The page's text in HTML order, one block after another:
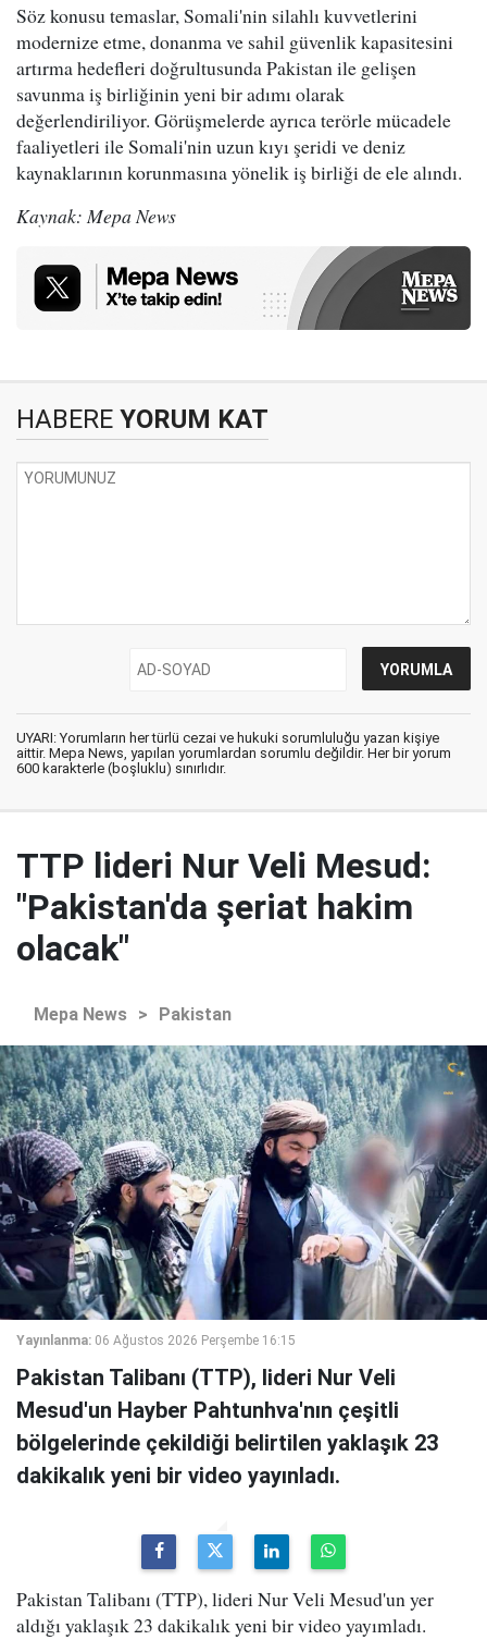
Söz konusu temaslar, Somali'nin silahlı kuvvetlerini
modernize etme, donanma ve sahil güvenlik kapasitesini
artırma hedefleri doğrultusunda Pakistan ile gelişen
savunma iş birliğinin yeni bir adımı olarak
değerlendiriliyor. Görüşmelerde ayrıca terörle mücadele
faaliyetleri ile Somali'nin uzun kıyı şeridi ve deniz
kaynaklarının korunmasına yönelik iş birliği de ele alındı.
Kaynak: Mepa News
HABERE YORUM KAT
UYARI: Yorumların her türlü cezai ve hukuki sorumluluğu yazan kişiye
aittir. Mepa News, yapılan yorumlardan sorumlu değildir. Her bir yorum
600 karakterle (boşluklu) sınırlıdır.
TTP lideri Nur Veli Mesud:
"Pakistan'da şeriat hakim
olacak"
Mepa News > Pakistan
Yayınlanma: 06 Ağustos 2026 Perşembe 16:15
Pakistan Talibanı (TTP), lideri Nur Veli
Mesud'un Hayber Pahtunhva'nın çeşitli
bölgelerinde çekildiği belirtilen yaklaşık 23
dakikalık yeni bir video yayınladı.
Pakistan Talibanı (TTP), lideri Nur Veli Mesud'un yer
aldığı yaklaşık 23 dakikalık yeni bir video yayımladı.